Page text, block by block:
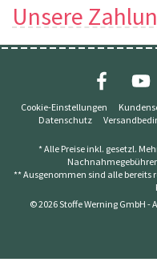
Unsere
Cookie-Einstellungen
Datenschutz
* Alle Preise inkl. gesetzl.
** Ausgenommen sind alle bereits
© 2026 Stoffe Werning GmbH -